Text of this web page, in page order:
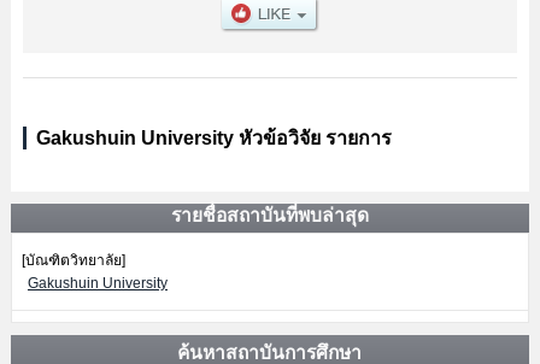
Gakushuin University หัวข้อวิจัย รายการ
รายชื่อสถาบันที่พบล่าสุด
[บัณฑิตวิทยาลัย]
Gakushuin University
ค้นหาสถาบันการศึกษา